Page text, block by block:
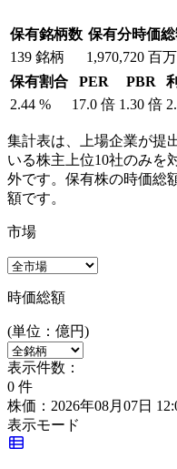
保有銘柄数 保有分時価
139 銘柄 1,970,720 百
保有割合
PER PBR
2.44 % 17.0 倍 1.30 倍
集計表は、上場企業が提
いる株主上位10社のみを
外です。保有株の時価総
額です。
市場
時価総額
(単位：億円)
表示件数：
0 件
株価：2026年08月07日
表示モード